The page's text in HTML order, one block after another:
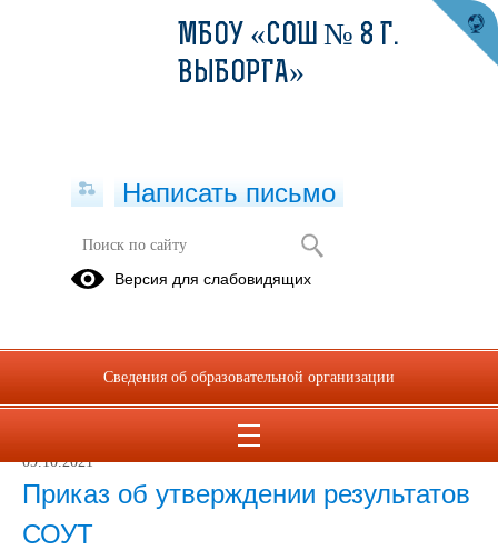
Специальная оценка условий труда
Сводная ведомость результатов
Сводная ведомость результатов проведения специальной оценки
09.10.2021
Приказ об утверждении результатов
СОУТ
МБОУ «СОШ № 8 Г.
ВЫБОРГА»
Написать письмо
Версия для слабовидящих
Сведения об образовательной организации